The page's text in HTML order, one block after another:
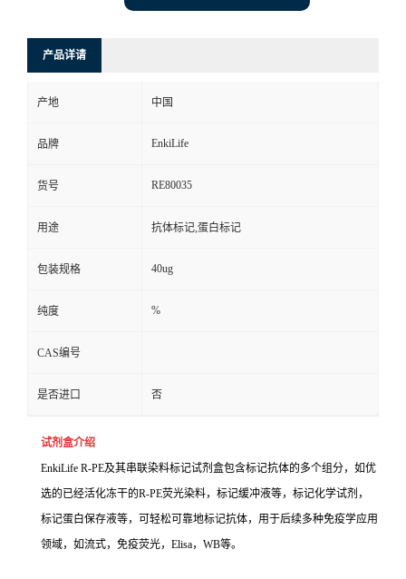
产品详请
产地 中国
品牌 EnkiLife
货号 RE80035
用途 抗体标记,蛋白标记
包装规格 40ug
纯度 %
CAS编号
是否进口 否
试剂盒介绍
EnkiLife R-PE及其串联染料标记试剂盒包含标记抗体的多个组分，如优
选的已经活化冻干的R-PE荧光染料，标记缓冲液等，标记化学试剂，
标记蛋白保存液等，可轻松可靠地标记抗体，用于后续多种免疫学应用
领域，如流式，免疫荧光，Elisa，WB等。